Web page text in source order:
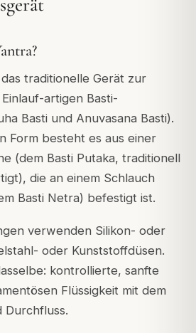
traditionelle Gerät zur
artigen Basti-
Basti und Anuvasana Basti).
Form besteht es aus einer
(dem Basti Putaka, traditionell
die an einem Schlauch
Basti Netra) befestigt ist.
verwenden Silikon- oder
oder Kunststoffdüsen.
kontrollierte, sanfte
Flüssigkeit mit dem
Durchfluss.